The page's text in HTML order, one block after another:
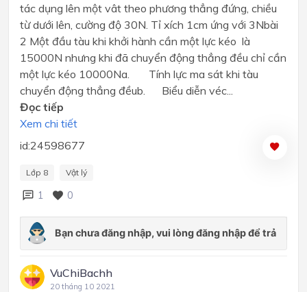
tác dụng lên một vât theo phương thẳng đứng, chiều
từ dưới lên, cường độ 30N. Tỉ xích 1cm ứng với 3Nbài
2 Một đầu tàu khi khởi hành cần một lực kéo là
15000N nhưng khi đã chuyển động thẳng đều chỉ cần
một lực kéo 10000Na. Tính lực ma sát khi tàu
chuyển động thẳng đềub. Biểu diễn véc...
Đọc tiếp
Xem chi tiết
id:24598677
Lớp 8 Vật lý
1 0
VuChiBachh
20 tháng 10 2021